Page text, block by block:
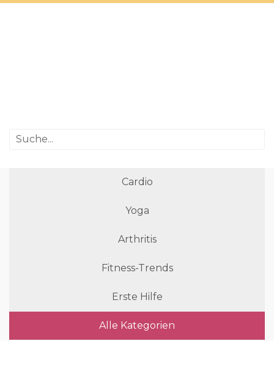
Cardio
Yoga
Arthritis
Fitness-Trends
Erste Hilfe
Alle Kategorien